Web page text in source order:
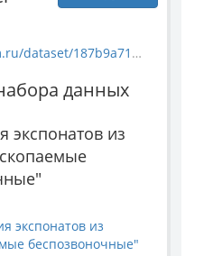
resource/a3475114-dad8-4e62-b984-f6b7cb321e7f/download/invertebrate_4784.jpg
данных
экспонатов из
экспонатов из
беспозвоночные"